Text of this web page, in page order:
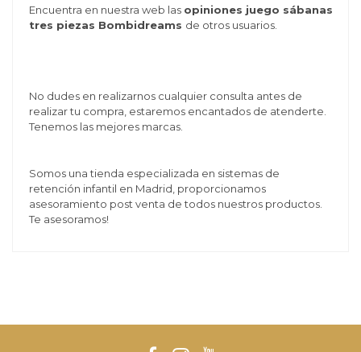
Encuentra en nuestra web las opiniones juego sábanas
tres piezas Bombidreams de otros usuarios.
No dudes en realizarnos cualquier consulta antes de
realizar tu compra, estaremos encantados de atenderte.
Tenemos las mejores marcas.
Somos una tienda especializada en sistemas de
retención infantil en Madrid, proporcionamos
asesoramiento post venta de todos nuestros productos.
Te asesoramos!